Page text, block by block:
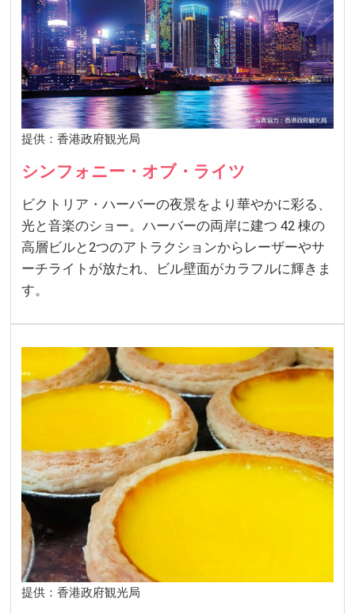
提供：香港政府観光局
シンフォニー・オブ・ライツ
ビクトリア・ハーバーの夜景をより華やかに彩る、
光と音楽のショー。ハーバーの両岸に建つ 42 棟の
高層ビルと2つのアトラクションからレーザーやサ
ーチライトが放たれ、ビル壁面がカラフルに輝きま
す。
提供：香港政府観光局